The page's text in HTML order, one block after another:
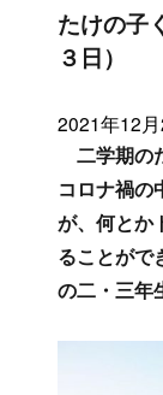
たけの子
３日）
投
2021年12
二学期の
コロナ禍の
が、何とか
ることがで
の二・三年